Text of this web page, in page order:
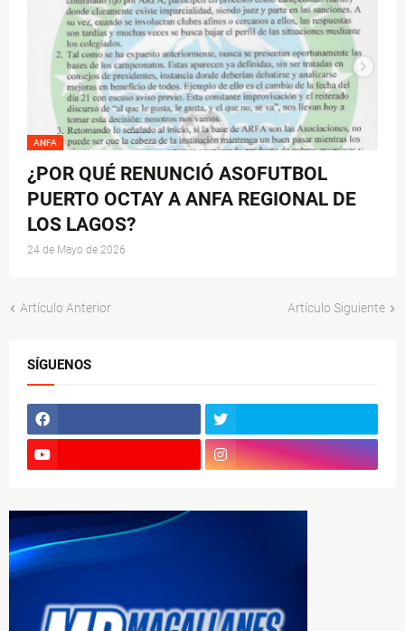
ANFA
¿POR QUÉ RENUNCIÓ ASOFUTBOL
PUERTO OCTAY A ANFA REGIONAL DE
LOS LAGOS?
24 de Mayo de 2026
Artículo Anterior Artículo Siguiente
SÍGUENOS